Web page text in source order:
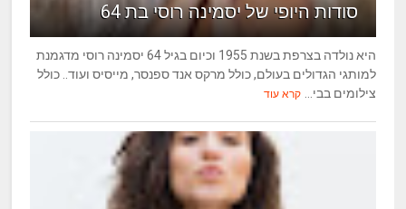
סודות היופי של יסמינה רוסי בת 64
היא נולדה בצרפת בשנת 1955 וכיום בגיל 64 יסמינה רוסי מדגמנת
למותגי הגדולים בעולם, כולל מרקס אנד ספנסר, מייסיס ועוד.. כולל
צילומים בבי... קרא עוד